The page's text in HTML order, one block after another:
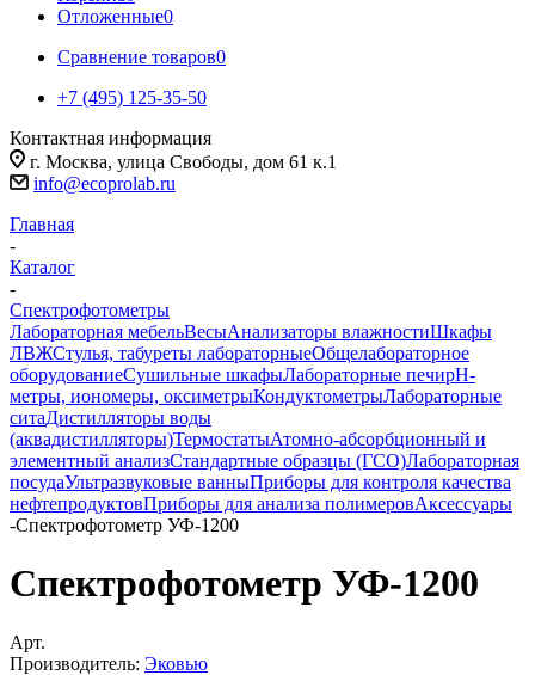
Отложенные0
Сравнение товаров0
+7 (495) 125-35-50
Контактная информация
г. Москва, улица Свободы, дом 61 к.1
info@ecoprolab.ru
Главная
-
Каталог
-
Спектрофотометры
Лабораторная мебельВесыАнализаторы влажностиШкафы
ЛВЖСтулья, табуреты лабораторныеОбщелабораторное
оборудованиеСушильные шкафыЛабораторные печиpH-
метры, иономеры, оксиметрыКондуктометрыЛабораторные
ситаДистилляторы воды
(аквадистилляторы)ТермостатыАтомно-абсорбционный и
элементный анализСтандартные образцы (ГСО)Лабораторная
посудаУльтразвуковые ванныПриборы для контроля качества
нефтепродуктовПриборы для анализа полимеровАксессуары
-Спектрофотометр УФ-1200
Спектрофотометр УФ-1200
Арт.
Производитель: Эковью